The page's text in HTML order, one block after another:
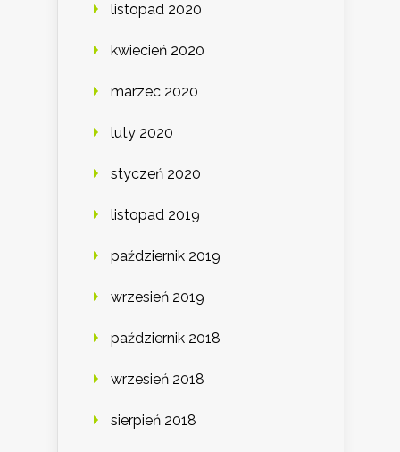
listopad 2020
kwiecień 2020
marzec 2020
luty 2020
styczeń 2020
listopad 2019
październik 2019
wrzesień 2019
październik 2018
wrzesień 2018
sierpień 2018